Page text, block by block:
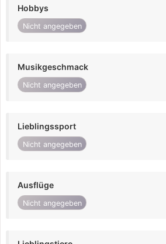
Hobbys
Nicht angegeben
Musikgeschmack
Nicht angegeben
Lieblingssport
Nicht angegeben
Ausflüge
Nicht angegeben